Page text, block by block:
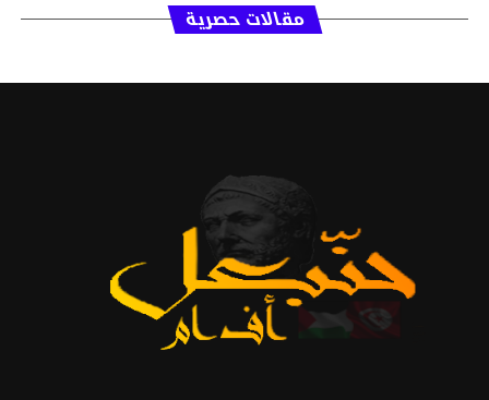
مقالات حصرية